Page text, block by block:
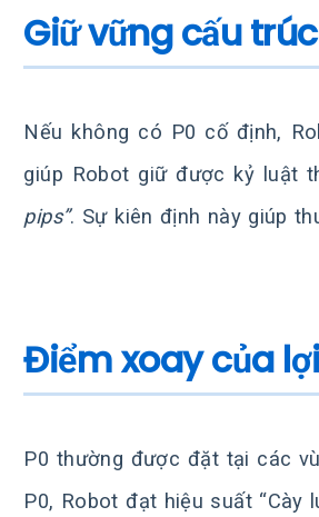
Giữ vững cấu
Nếu không có P0 cố định,
giúp Robot giữ được kỷ luật
pips”. Sự kiên định này giúp
Điểm xoay của
P0 thường được đặt tại các
P0, Robot đạt hiệu suất